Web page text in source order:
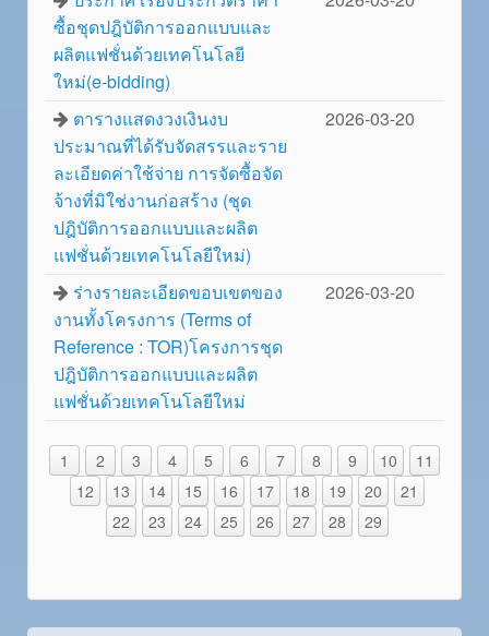
ซื้อชุดปฎิบัติการออกแบบและ
ผลิตแฟชั่นด้วยเทคโนโลยี
ใหม่(e-bidding)
ตารางแสดงวงเงินงบ
ประมาณที่ได้รับจัดสรรและราย
ละเอียดค่าใช้จ่าย การจัดซื้อจัด
จ้างที่มิใช่งานก่อสร้าง (ชุด
ปฎิบัติการออกแบบและผลิต
แฟชั่นด้วยเทคโนโลยีใหม่)
2026-03-20
ร่างรายละเอียดขอบเขตของ
งานทั้งโครงการ (Terms of
Reference : TOR)โครงการชุด
ปฎิบัติการออกแบบและผลิต
แฟชั่นด้วยเทคโนโลยีใหม่
2026-03-20
1 2 3 4 5 6 7 8 9 10
11
12
13 14 15 16 17 18 19 20
21
22
23 24 25 26 27 28 29